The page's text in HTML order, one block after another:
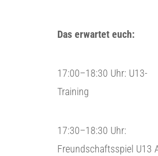
Das erwartet euch:
17:00–18:30 Uhr: U13-
Training
17:30–18:30 Uhr:
Freundschaftsspiel U13